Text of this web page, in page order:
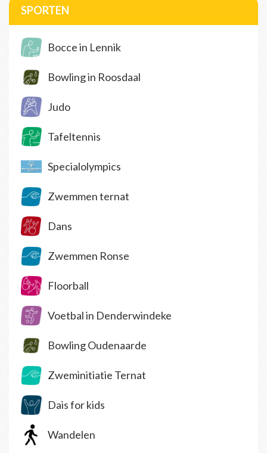
SPORTEN
Bocce in Lennik
Bowling in Roosdaal
Judo
Tafeltennis
Specialolympics
Zwemmen ternat
Dans
Zwemmen Ronse
Floorball
Voetbal in Denderwindeke
Bowling Oudenaarde
Zweminitiatie Ternat
Dais for kids
Wandelen